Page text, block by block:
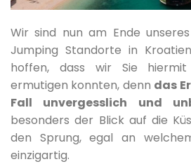
Wir sind nun am Ende
Jumping Standorte in
hoffen, dass wir Sie
ermutigen konnten, denn das
Fall unvergesslich und
besonders der Blick auf die
den Sprung, egal an
einzigartig.